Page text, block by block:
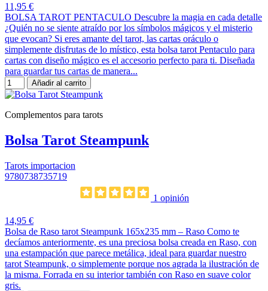
11,95 €
BOLSA TAROT PENTACULO Descubre la magia en cada detalle
¿Quién no se siente atraído por los símbolos mágicos y el misterio
que evocan? Si eres amante del tarot, las cartas oráculo o
simplemente disfrutas de lo místico, esta bolsa tarot Pentaculo para
cartas con diseño mágico es el accesorio perfecto para ti. Diseñada
para guardar tus cartas de manera...
Añadir al carrito
Complementos para tarots
Bolsa Tarot Steampunk
Tarots importacion
9780738735719
1 opinión
14,95 €
Bolsa de Raso tarot Steampunk 165x235 mm – Raso Como te
decíamos anteriormente, es una preciosa bolsa creada en Raso, con
una estampación que parece metálica, ideal para guardar nuestro
tarot Steampunk, o simplemente porque nos agrada la ilustración de
la misma. Forrada en su interior también con Raso en suave color
gris.